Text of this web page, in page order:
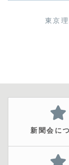
東京
新聞会に